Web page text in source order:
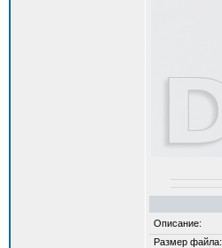
Описание:
Размер файла: